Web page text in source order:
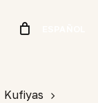
Kufiyas